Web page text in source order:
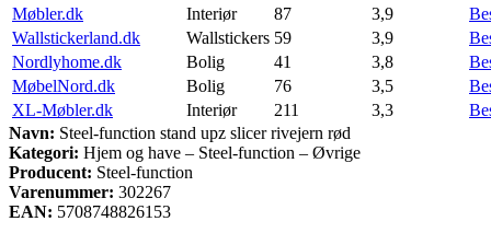
Møbler.dk
Interiør 87 3,9
Wallstickerland.dk
Wallstickers 59 3,9
Nordlyhome.dk
Bolig 41 3,8
MøbelNord.dk
Bolig 76 3,5
XL-Møbler.dk
Interiør 211 3,3
Navn: Steel-function stand upz slicer rivejern rød
Kategori: Hjem og have – Steel-function – Øvrige
Producent: Steel-function
Varenummer: 302267
EAN: 5708748826153